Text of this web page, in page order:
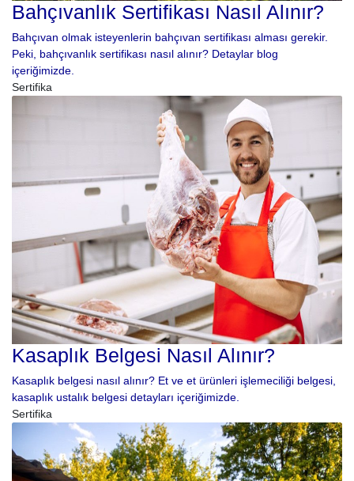
Bahçıvanlık Sertifikası Nasıl Alınır?
Bahçıvan olmak isteyenlerin bahçıvan sertifikası alması gerekir.
Peki, bahçıvanlık sertifikası nasıl alınır? Detaylar blog
içeriğimizde.
Sertifika
Kasaplık Belgesi Nasıl Alınır?
Kasaplık belgesi nasıl alınır? Et ve et ürünleri işlemeciliği belgesi,
kasaplık ustalık belgesi detayları içeriğimizde.
Sertifika